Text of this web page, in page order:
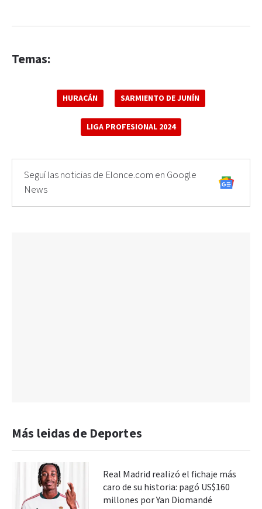
Temas:
HURACÁN SARMIENTO DE JUNÍN
LIGA PROFESIONAL 2024
Seguí las noticias de Elonce.com en Google
News
Más leidas de Deportes
Real Madrid realizó el fichaje más
caro de su historia: pagó US$160
millones por Yan Diomandé